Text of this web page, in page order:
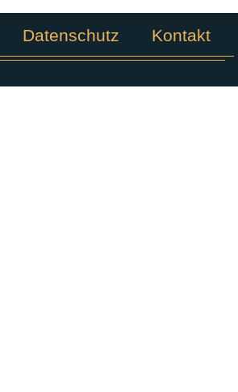
Datenschutz Kontakt